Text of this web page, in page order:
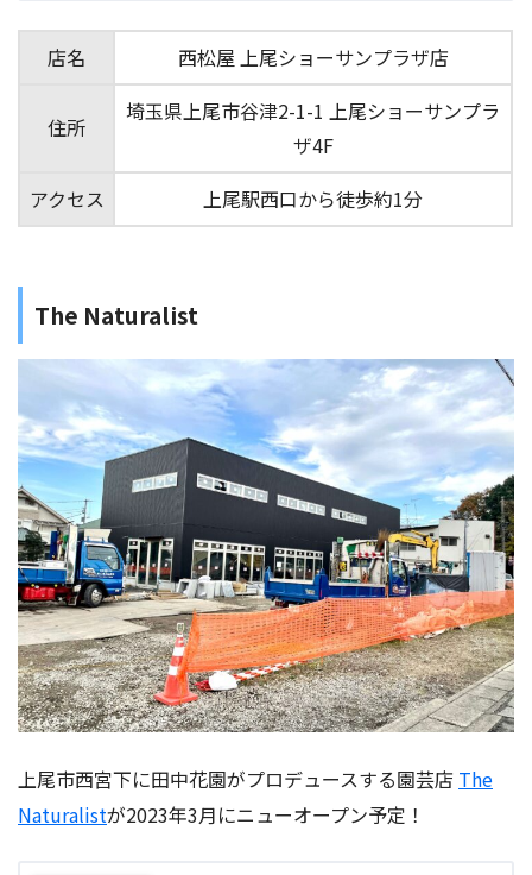
店名 西松屋 上尾ショーサンプラザ店
住所
埼玉県上尾市谷津2-1-1 上尾ショーサンプラ
ザ4F
アクセス
上尾駅西口から徒歩約1分
The Naturalist
上尾市西宮下に田中花園がプロデュースする園芸店 The
Naturalistが2023年3月にニューオープン予定！